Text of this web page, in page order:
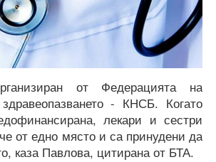
от Федерацията на
- КНСБ. Когато
лекари и сестри
от едно място и са принудени да
каза Павлова, цитирана от БТА.